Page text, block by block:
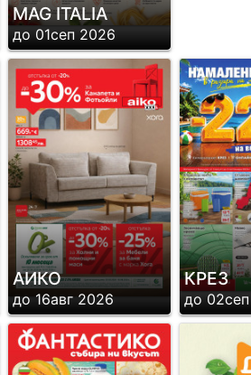
MAG ITALIA
до 01сеп 2026
АИКО
до 16авг 2026
КРЕЗ
до